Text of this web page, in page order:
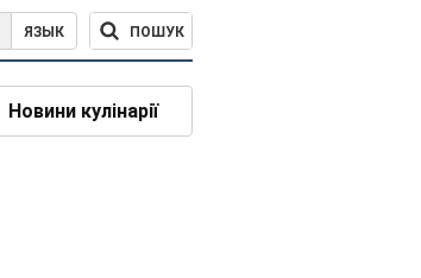
ЯЗЫК ПОШУК
Новини кулінарії